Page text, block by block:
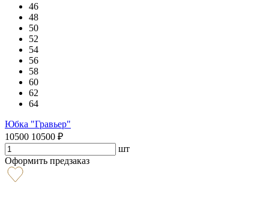
46
48
50
52
54
56
58
60
62
64
Юбка "Гравьер"
10500 10500 ₽
шт
Оформить предзаказ